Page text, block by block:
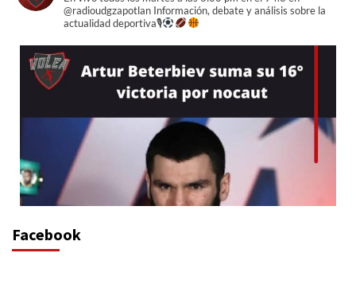
@radioudgzapotlan Información, debate y análisis sobre la
actualidad deportiva🎙
Facebook